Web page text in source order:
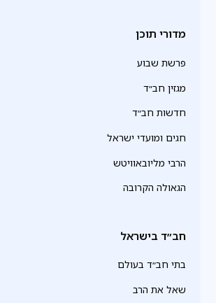
מדורי תוכן
פרשת שבוע
מגזין חב״ד
חדשות חב״ד
חגים ומועדי ישראל
הרבי מליובאוויטש
הגאולה הקרובה
חב״ד בישראל
בתי חב״ד בעולם
שאל את הרב